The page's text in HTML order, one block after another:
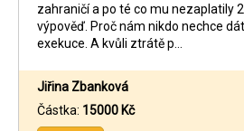
zahraničí a po té co mu nezaplatily
výpověď. Proč nám nikdo nechce
exekuce. A kvůli ztrátě p…
Jiřina Zbanková
Částka: 15000 Kč